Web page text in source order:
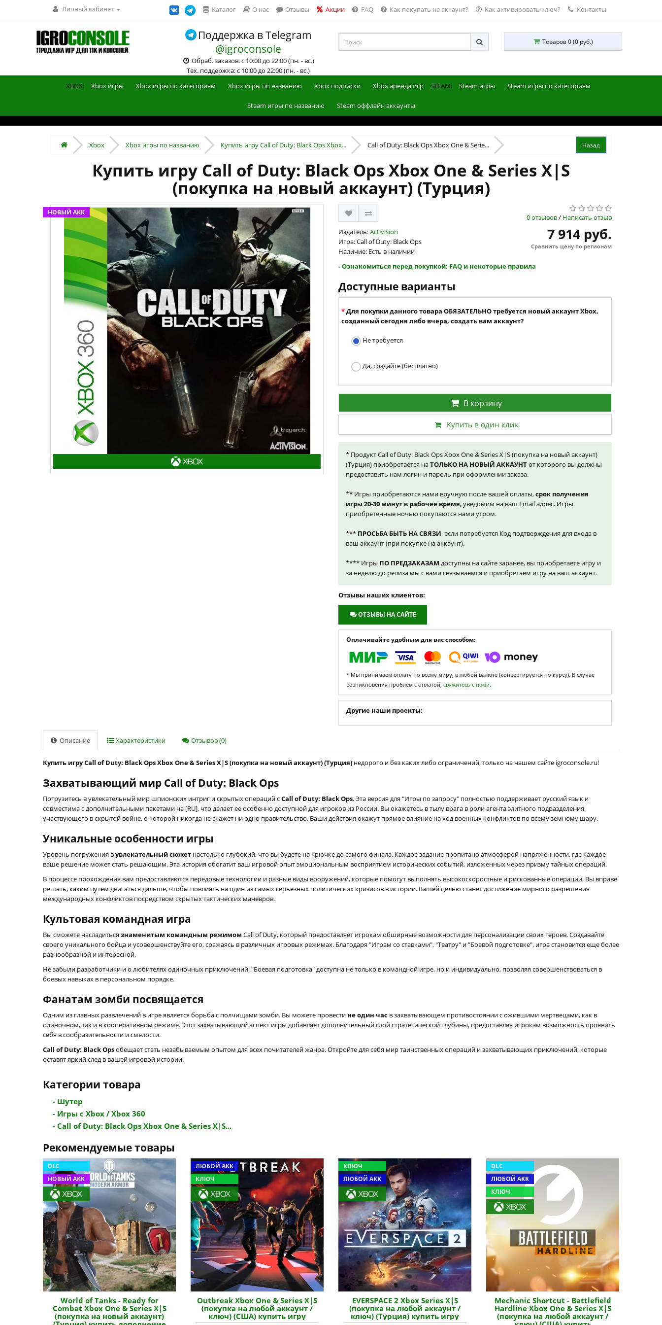
Личный кабинет Каталог О нас Отзывы Акции FAQ Как покупать на аккаунт? Как активировать ключ? Контакты
Поддержка в Telegram
@igroconsole
Обраб. заказов: с 10:00 до 22:00 (пн. - вс.)
Тех. поддержка: с 10:00 до 22:00 (пн. - вс.)
Товаров 0 (0 руб.)
XBOX: Xbox игры Xbox игры по категориям Xbox игры по названию Xbox подписки Xbox аренда игр STEAM: Steam игры Steam игры по категориям
Steam игры по названию Steam оффлайн аккаунты
Xbox Xbox игры по названию Купить игру Call of Duty: Black Ops Xbox... Call of Duty: Black Ops Xbox One & Serie...
Купить игру Call of Duty: Black Ops Xbox One & Series X|S
(покупка на новый аккаунт) (Турция)
НОВЫЙ АКК
0 отзывов/ Написать отзыв
Издатель:Activision
Игра: Call of Duty: Black Ops
Наличие: Есть в наличии
7 914 руб.
Сравнить цену по регионам
- Ознакомиться перед покупкой: FAQ и некоторые правила
Доступные варианты
Для покупки данного товара ОБЯЗАТЕЛЬНО требуется новый аккаунт Xbox,
созданный сегодня либо вчера, создать вам аккаунт?
Не требуется
Да, создайте (бесплатно)
В корзину
Купить в один клик
* Продукт Call of Duty: Black Ops Xbox One & Series X|S (покупка на новый аккаунт)
(Турция) приобретается наТОЛЬКО НА НОВЫЙ АККАУНТот которого вы должны
предоставить нам логин и пароль при оформлении заказа.
** Игры приобретаются нами вручную после вашей оплаты,срок получения
игры 20-30 минут в рабочее время, уведомим на ваш Email адрес. Игры
приобретенные ночью покупаются нами утром.
*** ПРОСЬБА БЫТЬ НА СВЯЗИ, если потребуется Код подтверждения для входа в
ваш аккаунт (при покупке на аккаунт).
**** Игры ПО ПРЕДЗАКАЗАМ доступны на сайте заранее, вы приобретаете игру и
за неделю до релиза мы с вами связываемся и приобретаем игру на ваш аккаунт.
Отзывы наших клиентов:
ОТЗЫВЫ НА САЙТЕ
Оплачивайте удобным для вас способом:
* Мы принимаем оплату по всему миру, в любой валюте (конвертируется по курсу). В случае
возникновения проблем с оплатой, свяжитесь с нами.
Другие наши проекты:
Описание Характеристики Отзывов (0)
Купить игру Call of Duty: Black Ops Xbox One & Series X|S (покупка на новый аккаунт) (Турция) недорого и без каких либо ограничений, только на нашем сайте igroconsole.ru!
Захватывающий мир Call of Duty: Black Ops
Погрузитесь в увлекательный мир шпионских интриг и скрытых операций сCall of Duty: Black Ops. Эта версия для "Игры по запросу" полностью поддерживает русский язык и
совместима с дополнительными пакетами на [RU], что делает ее особенно доступной для игроков из России. Вы окажетесь в тылу врага в роли агента элитного подразделения,
участвующего в скрытой войне, о которой никогда не скажет ни одно правительство. Ваши действия окажут прямое влияние на ход военных конфликтов по всему земному шару.
Уникальные особенности игры
Уровень погружения вувлекательный сюжет настолько глубокий, что вы будете на крючке до самого финала. Каждое задание пропитано атмосферой напряженности, где каждое
ваше решение может стать решающим. Эта история обогатит ваш игровой опыт эмоциональным восприятием исторических событий, изложенных через призму тайных операций.
В процессе прохождения вам предоставляются передовые технологии и разные виды вооружений, которые помогут выполнять высокоскоростные и рискованные операции. Вы вправе
решать, каким путем двигаться дальше, чтобы повлиять на один из самых серьезных политических кризисов в истории. Вашей целью станет достижение мирного разрешения
международных конфликтов посредством скрытых тактических маневров.
Культовая командная игра
Вы сможете насладиться знаменитым командным режимом Call of Duty, который предоставляет игрокам обширные возможности для персонализации своих героев. Создавайте
своего уникального бойца и усовершенствуйте его, сражаясь в различных игровых режимах. Благодаря "Играм со ставками", "Театру" и "Боевой подготовке", игра становится еще более
разнообразной и интересной.
Не забыли разработчики и о любителях одиночных приключений. "Боевая подготовка" доступна не только в командной игре, но и индивидуально, позволяя совершенствоваться в
боевых навыках в персональном порядке.
Фанатам зомби посвящается
Одним из главных развлечений в игре является борьба с полчищами зомби. Вы можете провести не один час в захватывающем противостоянии с ожившими мертвецами, как в
одиночном, так и в кооперативном режиме. Этот захватывающий аспект игры добавляет дополнительный слой стратегической глубины, предоставляя игрокам возможность проявить
себя в сообразительности и смелости.
Call of Duty: Black Opsобещает стать незабываемым опытом для всех почитателей жанра. Откройте для себя мир таинственных операций и захватывающих приключений, которые
оставят яркий след в вашей игровой истории.
Категории товара
- Шутер
- Игры с Xbox / Xbox 360
- Call of Duty: Black Ops Xbox One & Series X|S...
Рекомендуемые товары
DLC
НОВЫЙ АКК
World of Tanks - Ready for
Combat Xbox One & Series X|S
(покупка на новый аккаунт)
ЛЮБОЙ АКК
КЛЮЧ
Outbreak Xbox One & Series X|S
(покупка на любой аккаунт /
ключ) (США) купить игру
КЛЮЧ
ЛЮБОЙ АКК
EVERSPACE 2 Xbox Series X|S
(покупка на любой аккаунт /
ключ) (Турция) купить игру
DLC
ЛЮБОЙ АКК
КЛЮЧ
Mechanic Shortcut - Battlefield
Hardline Xbox One & Series X|S
(покупка на любой аккаунт /